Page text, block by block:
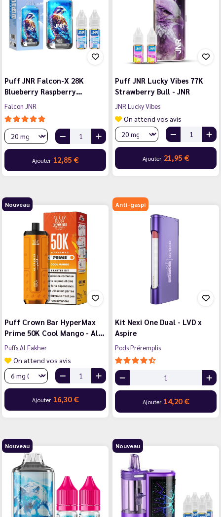
Puff JNR Falcon-X 28K
Blueberry Raspberry…
Falcon JNR
Ajouter 12,85 €
Puff JNR Lucky Vibes 77K
Strawberry Bull - JNR
JNR Lucky Vibes
On attend vos avis
Ajouter 21,95 €
Nouveau
Puff Crown Bar HyperMax
Prime 50K Cool Mango - Al…
Puffs Al Fakher
On attend vos avis
Ajouter 16,30 €
Anti-gaspi
Kit Nexi One Dual - LVD x
Aspire
Pods Préremplis
Ajouter 14,20 €
Nouveau Nouveau